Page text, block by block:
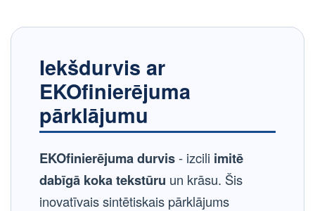
Iekšdurvis ar
EKOfinierējuma
pārklājumu
EKOfinierējuma durvis- izcili imitē
dabīgā koka tekstūru un krāsu. Šis
inovatīvais sintētiskais pārklājums